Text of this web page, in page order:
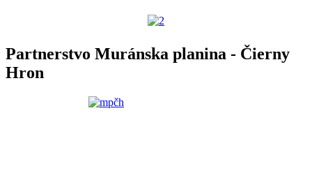
Partnerstvo Muránska planina - Čierny
Hron